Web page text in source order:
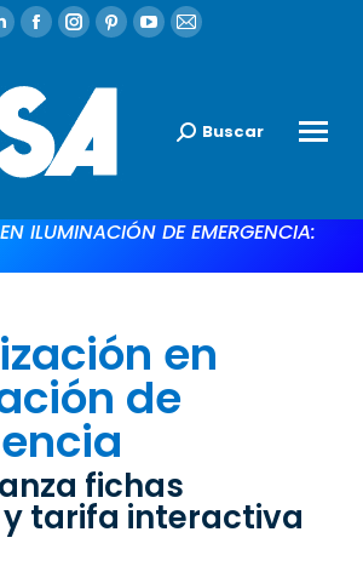
Buscar
ILUMINACIÓN DE EMERGENCIA:
en
de
fichas
tarifa interactiva